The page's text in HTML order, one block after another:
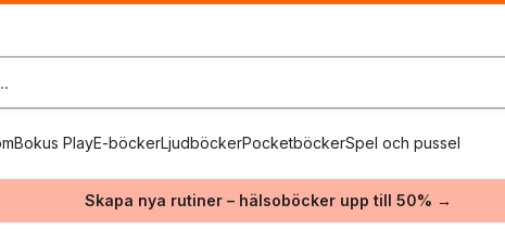
Bokus PlayE-böckerLjudböckerPocketböckerSpel och pussel
Skapa nya rutiner – hälsoböcker upp till 50% →